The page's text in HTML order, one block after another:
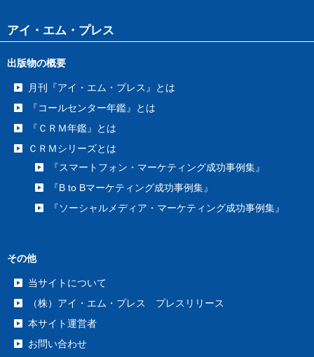
アイ・エム・プレス
出版物の概要
月刊『アイ・エム・プレス』とは
『コールセンター年鑑』とは
『ＣＲＭ年鑑』とは
ＣＲＭシリーズとは
『スマートフォン・マーケティング成功事例集』
『B to Bマーケティング成功事例集』
『ソーシャルメディア・マーケティング成功事例集』
その他
当サイトについて
（株）アイ・エム・プレス プレスリリース
本サイト運営者
お問い合わせ